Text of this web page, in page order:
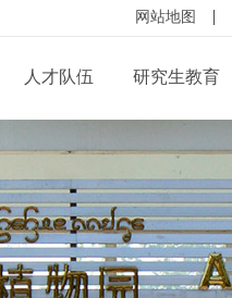
网站地图
人才队伍 研究生教育
培养管理
导师队伍
服务指南
天地 廉政建设
公开 文化建设
专题 学习资源
信息公开目录
依申请公开
联系方式